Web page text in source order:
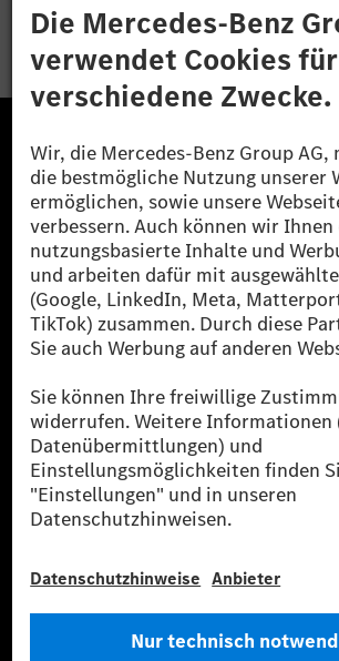
Die Mercedes-Benz Group.
Die Mercedes-Benz Group AG (ehemals
ist eines der erfolgreichsten
der Welt. Mit der Mercedes-Benz AG
den größten Anbietern von Premium-
und Vans. Die Mercedes-Benz Mobility
Finanzierung, Leasing, Fahrzeugabos
Flottenmanagement, digitale Services
und Bezahlen, die Vermittlung von
sowie innovative
Mehr erfahren
Technische Support-Hotline Kontakt